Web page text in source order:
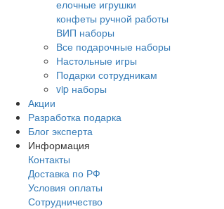
елочные игрушки
конфеты ручной работы
ВИП наборы
Все подарочные наборы
Настольные игры
Подарки сотрудникам
vip наборы
Акции
Разработка подарка
Блог эксперта
Информация
Контакты
Доставка по РФ
Условия оплаты
Сотрудничество